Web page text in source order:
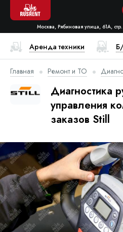
Москва, Рябиновая улица, 61А,
Аренда техники
Главная Ремонт и ТО
Диагностика
управления
заказов Still